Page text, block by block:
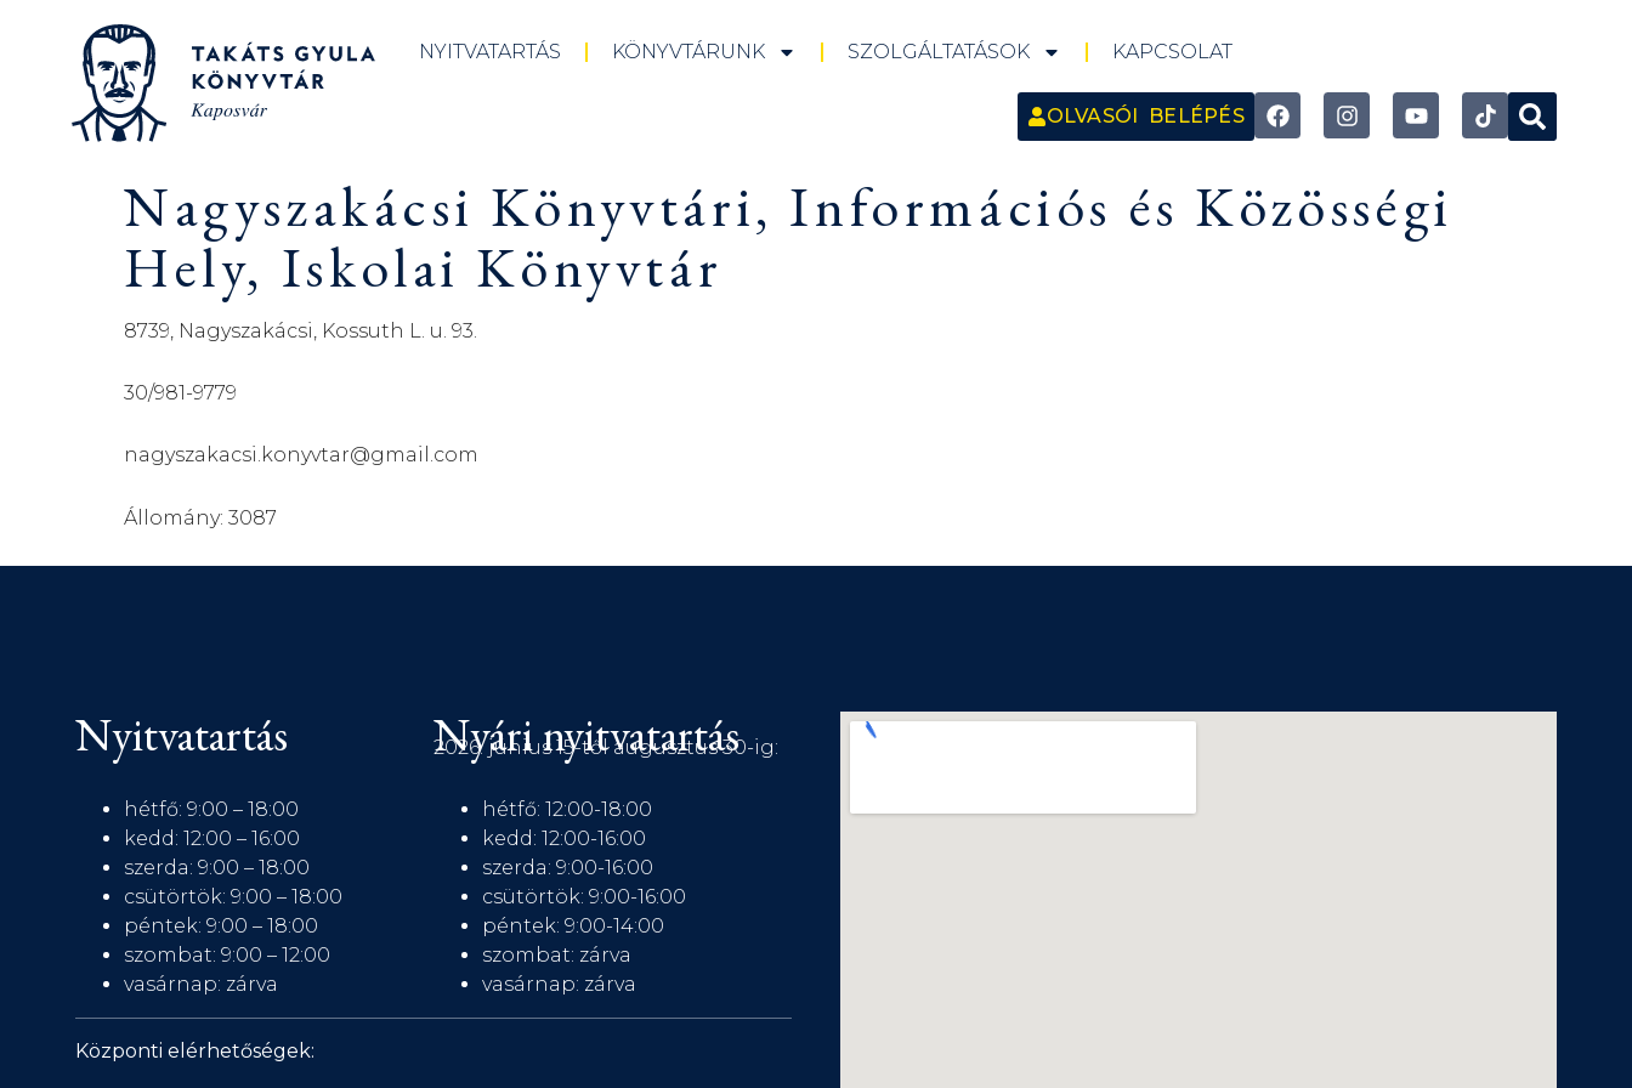
NYITVATARTÁS KÖNYVTÁRUNK SZOLGÁLTATÁSOK KAPCSOLAT
OLVASÓI BELÉPÉS
Nagyszakácsi Könyvtári, Információs és Közösségi
Hely, Iskolai Könyvtár
8739, Nagyszakácsi, Kossuth L. u. 93.
30/981-9779
nagyszakacsi.konyvtar@gmail.com
Állomány: 3087
Nyitvatartás
hétfő: 9:00 – 18:00
kedd: 12:00 – 16:00
szerda: 9:00 – 18:00
csütörtök: 9:00 – 18:00
péntek: 9:00 – 18:00
szombat: 9:00 – 12:00
vasárnap: zárva
Nyári nyitvatartás
2026. június 15-től augusztus 30-ig:
hétfő: 12:00-18:00
kedd: 12:00-16:00
szerda: 9:00-16:00
csütörtök: 9:00-16:00
péntek: 9:00-14:00
szombat: zárva
vasárnap: zárva
Központi elérhetőségek: